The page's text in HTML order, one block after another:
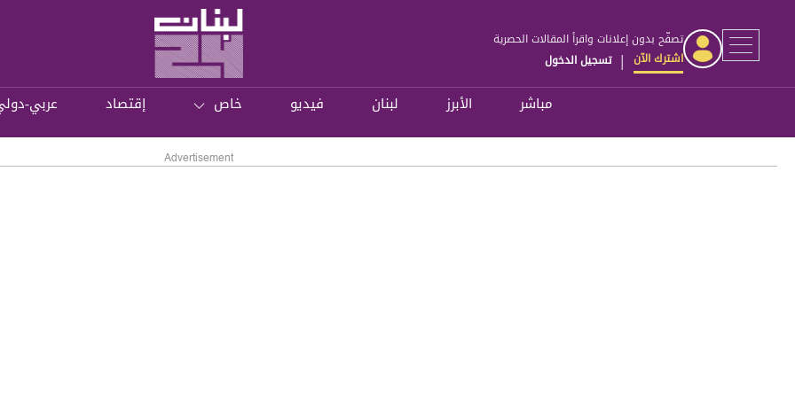
تصفّح بدون إعلانات واقرأ المقالات الحصرية
اشترك الآن | تسجيل الدخول
مباشر الأبرز لبنان فيديو خاص إقتصاد عربي-
Advertisement